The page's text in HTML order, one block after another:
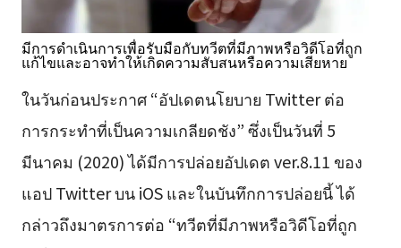
มีการดำเนินการเพื่อรับมือกับทวีตที่มีภาพหรือวิดีโอที่ถูก
แก้ไขและอาจทำให้เกิดความสับสนหรือความเสียหาย
ในวันก่อนประกาศ “อัปเดตนโยบาย Twitter ต่อ
การกระทำที่เป็นความเกลียดชัง” ซึ่งเป็นวันที่ 5
มีนาคม (2020) ได้มีการปล่อยอัปเดต ver.8.11 ของ
แอป Twitter บน iOS และในบันทึกการปล่อยนี้ ได้
กล่าวถึงมาตรการต่อ “ทวีตที่มีภาพหรือวิดีโอที่ถูก